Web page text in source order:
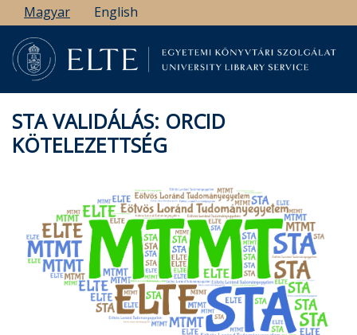
Ugrás
a
tartalomra
Magyar English
STA VALIDÁLÁS: ORCID
KÖTELEZETTSÉG